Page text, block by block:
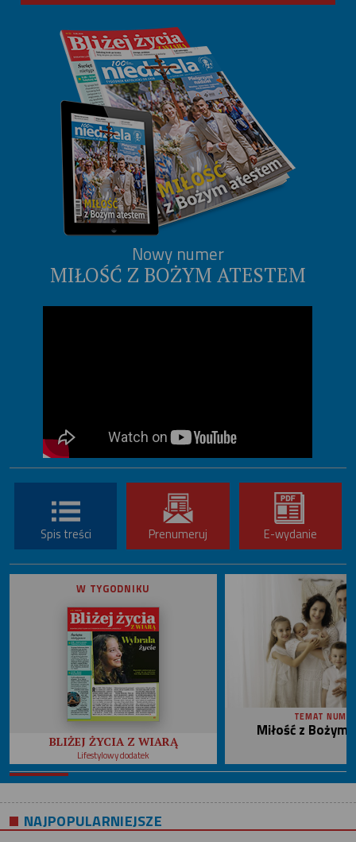
Nowy numer
MIŁOŚĆ Z BOŻYM ATESTEM
Spis treści Prenumeruj E-wydanie
W TYGODNIKU
BLIŻEJ ŻYCIA Z WIARĄ
Lifestylowy dodatek
TEMAT
Miłość z
NAJPOPULARNIEJSZE